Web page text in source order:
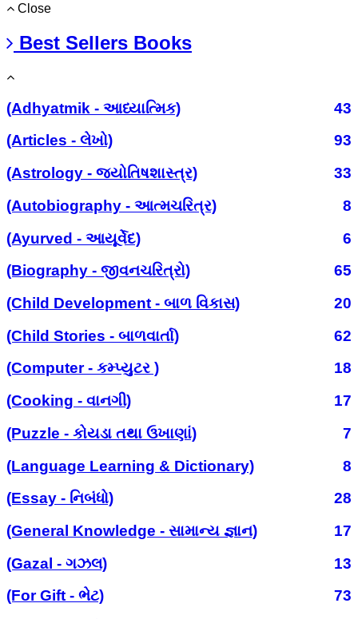
Close
Best Sellers Books
(Adhyatmik - આધ્યાત્મિક)
43
(Articles - લેખો)
93
(Astrology - જ્યોતિષશાસ્ત્ર)
33
(Autobiography - આત્મચરિત્ર)
8
(Ayurved - આયૂર્વેદ)
6
(Biography - જીવનચરિત્રો)
65
(Child Development - બાળ વિકાસ)
20
(Child Stories - બાળવાર્તા)
62
(Computer - કમ્પ્યુટર )
18
(Cooking - વાનગી)
17
(Puzzle - કોયડા તથા ઉખાણાં)
7
(Language Learning & Dictionary)
8
(Essay - નિબંધો)
28
(General Knowledge - સામાન્ય જ્ઞાન)
17
(Gazal - ગઝલ)
13
(For Gift - ભેટ)
73